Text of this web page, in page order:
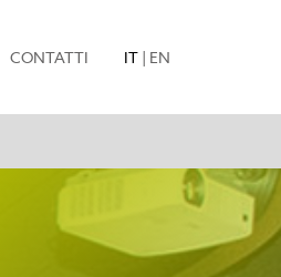
CONTATTI IT | EN